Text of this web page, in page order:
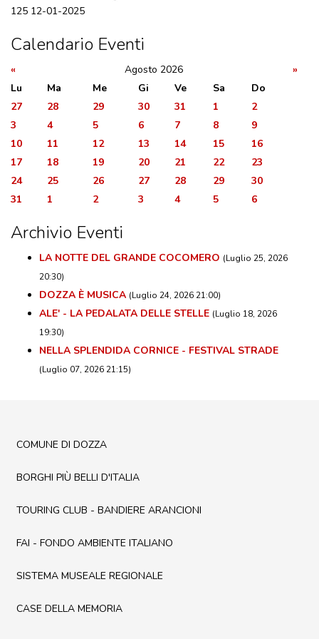
DOVE MANGIARE
DOVE DORMIRE
ITINERARI
MURO
DIPINTO
FANTASTIKA
REGIONALE
125 12-01-2025
Calendario Eventi
« Agosto 2026
»
Lu
Ma Me Gi Ve Sa
Do
27
28 29 30 31 1
2
3
4 5 6 7 8
9
10
11 12 13 14 15
16
17
18 19 20 21 22
23
24
25 26 27 28 29
30
31
1 2 3 4 5 6
Archivio Eventi
LA NOTTE DEL GRANDE COCOMERO (Luglio 25, 2026
20:30)
DOZZA È MUSICA (Luglio 24, 2026 21:00)
ALE' - LA PEDALATA DELLE STELLE (Luglio 18, 2026
19:30)
NELLA SPLENDIDA CORNICE - FESTIVAL STRADE
(Luglio 07, 2026 21:15)
COMUNE DI DOZZA
BORGHI PIÙ BELLI D'ITALIA
TOURING CLUB - BANDIERE ARANCIONI
FAI - FONDO AMBIENTE ITALIANO
SISTEMA MUSEALE REGIONALE
CASE DELLA MEMORIA